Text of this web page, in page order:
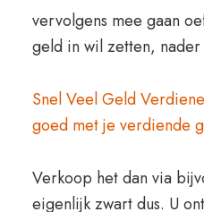
vervolgens mee gaan
geld in wil zetten,
Snel Veel Geld
goed met je verdiende
Verkoop het dan via
eigenlijk zwart dus. U